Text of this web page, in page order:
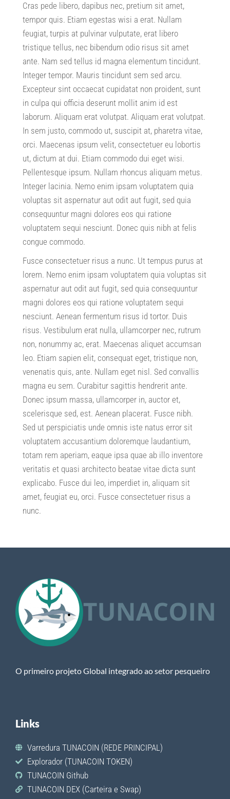
Cras pede libero, dapibus nec, pretium sit amet,
tempor quis. Etiam egestas wisi a erat. Nullam
feugiat,turpis at pulvinar vulputate,erat libero
tristique tellus, nec bibendum odio risus sit amet
ante. Nam sed tellus id magna elementum tincidunt.
Integer tempor. Mauris tincidunt sem sed arcu.
Excepteur sint occaecat cupidatat non proident, sunt
in culpa qui officia deserunt mollit anim id est
laborum.Aliquam erat volutpat.Aliquam erat volutpat.
In sem justo,commodo ut, suscipit at, pharetra vitae,
orci. Maecenas ipsum velit,consectetuer eu lobortis
ut, dictum at dui. Etiam commodo dui eget wisi.
Pellentesque ipsum. Nullam rhoncus aliquam metus.
Integer lacinia. Nemo enim ipsam voluptatem quia
voluptas sit aspernatur aut odit aut fugit, sed quia
consequuntur magni dolores eos qui ratione
voluptatem sequi nesciunt. Donec quis nibh at felis
congue commodo.
Fusce consectetuer risus a nunc. Ut tempus purus at
lorem. Nemo enim ipsam voluptatem quia voluptas sit
aspernatur aut odit aut fugit, sed quia consequuntur
magni dolores eos qui ratione voluptatem sequi
nesciunt.Aenean fermentum risus id tortor. Duis
risus.Vestibulum erat nulla, ullamcorper nec, rutrum
non, nonummy ac,erat. Maecenas aliquet accumsan
leo. Etiam sapien elit,consequat eget,tristique non,
venenatis quis, ante. Nullam eget nisl .Sed convallis
magna eu sem. Curabitur sagittis hendrerit ante.
Donec ipsum massa, ullamcorper in, auctor et,
scelerisque sed,est.Aenean placerat. Fusce nibh.
Sed ut perspiciatis unde omnis iste natus error sit
voluptatem accusantium doloremque laudantium,
totam rem aperiam,eaque ipsa quae ab illo inventore
veritatis et quasi architecto beatae vitae dicta sunt
explicabo. Fusce dui leo, imperdiet in, aliquam sit
amet,feugiat eu, orci. Fusce consectetuer risus a
nunc.
O primeiro projeto Global integrado ao setor pesqueiro
Links
Varredura TUNACOIN (REDE PRINCIPAL)
Explorador (TUNACOIN TOKEN)
TUNACOIN Github
TUNACOIN DEX (Carteira e Swap)